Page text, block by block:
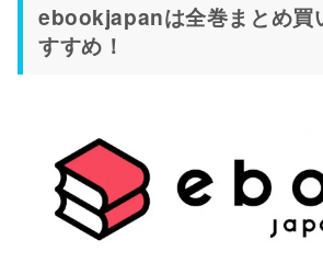
ebookjapanは全巻まとめ買
すすめ！